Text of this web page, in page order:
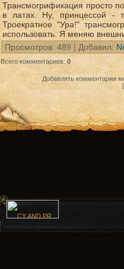
Трансмогрификация просто
в латах. Ну, принцессой -
Троекратное "Ура!"
использовать. Я меняю
Просмотров: 489 | Добавил:
Всего комментариев:0
Добавлять комментарии